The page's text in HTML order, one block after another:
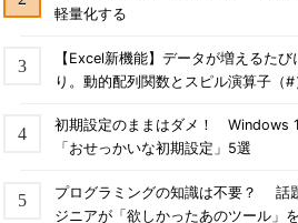
軽量化する
【Excel新機能】データが増えるた
り。動的配列関数とスピル演算子（
初期設定のままはダメ！ Windows
「おせっかいな初期設定」5選
プログラミングの知識は不要？ 話
ジニアが「欲しかったあのツール」